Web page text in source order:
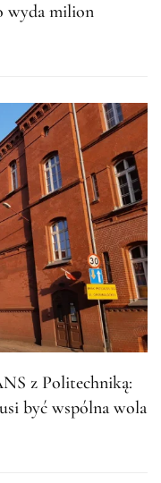
wyda milion
z Politechniką:
być wspólna wola